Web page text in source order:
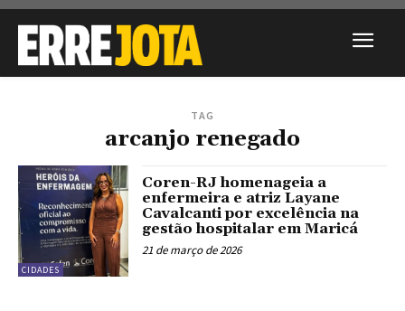
TAG
arcanjo renegado
CIDADES
Coren-RJ homenageia a
enfermeira e atriz Layane
Cavalcanti por excelência na
gestão hospitalar em Maricá
21 de março de 2026